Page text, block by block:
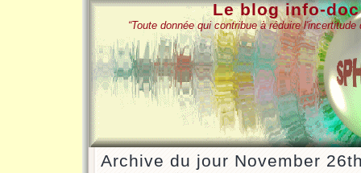
Le blog info-
“Toute donnée qui contribue à réduire
Archive du jour November